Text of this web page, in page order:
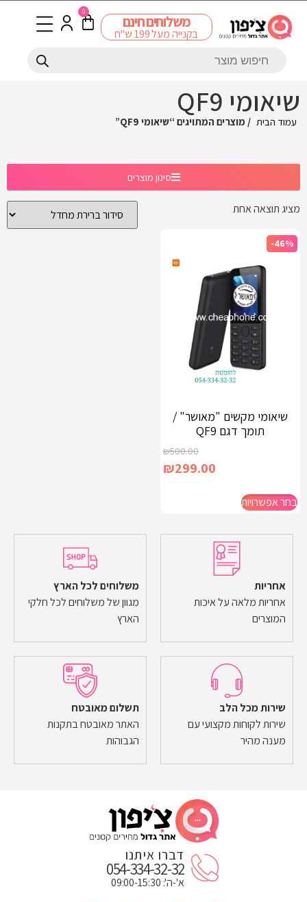
משלוחים חינם
בקנייה מעל 199 ש"ח
0
שיאומי QF9
עמוד הבית / מוצרים המתויגים “שיאומי QF9”
סינון מוצרים
מציג תוצאה אחת
-46%
שיאומי מקשים "מאושר" /
תומך דגם QF9
₪500.00
₪299.00
בחר אפשרויות
אחריות
אחריות מלאה על איכות
המוצרים
משלוחים לכל הארץ
מגוון של משלוחים לכל חלקי
הארץ
שירות מכל הלב
שירות לקוחות מקצועי עם
מענה מהיר
תשלום מאובטח
האתר מאובטח בתקנות
הגבוהות
דברו איתנו
054-334-32-32
א'-ה': 09:00-15:30